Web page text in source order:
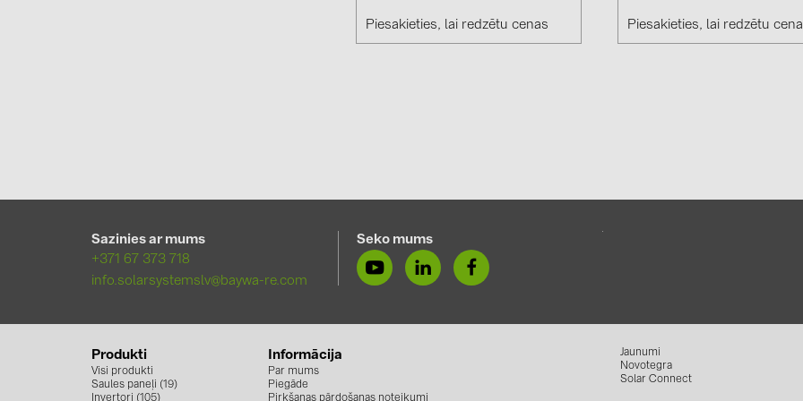
Solinteg (4)
Piesakieties, lai redzētu cenas Piesakieties, lai redzētu
Sazinies ar mums
+371 67 373 718
info.solarsystemslv@baywa-re.com
Seko mums
Produkti
Visi produkti
Saules paneļi (19)
Invertori (105)
Informācija
Par mums
Piegāde
Pirkšanas pārdošanas noteikumi
Jaunumi
Novotegra
Solar Connect